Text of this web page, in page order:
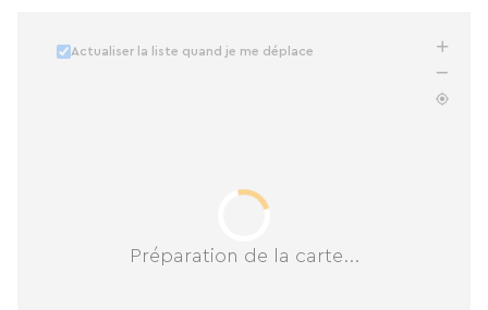
Préparation de la carte...
Actualiser la liste quand je me déplace